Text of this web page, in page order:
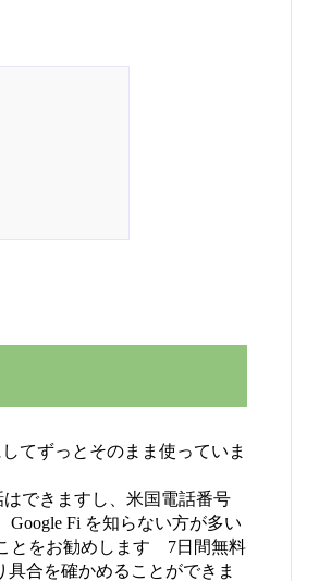
てずっとそのまま使っていま
できますし、米国電話番号
Fi を知らない方が多い
とをお勧めします 7日間無料
合を確かめることができま